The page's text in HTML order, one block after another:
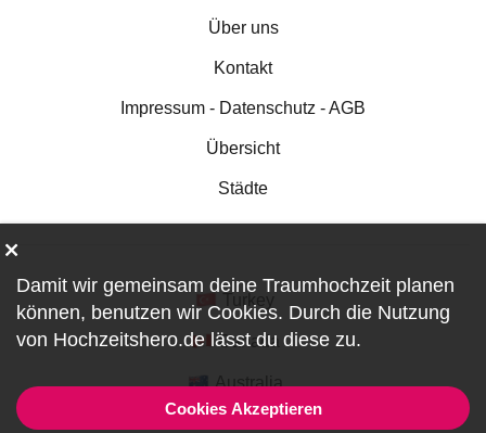
Über uns
Kontakt
Impressum - Datenschutz - AGB
Übersicht
Städte
Canada
Australia
Damit wir gemeinsam deine Traumhochzeit planen
können, benutzen wir Cookies. Durch die Nutzung
von Hochzeitshero.de lässt du diese zu.
Cookies Akzeptieren